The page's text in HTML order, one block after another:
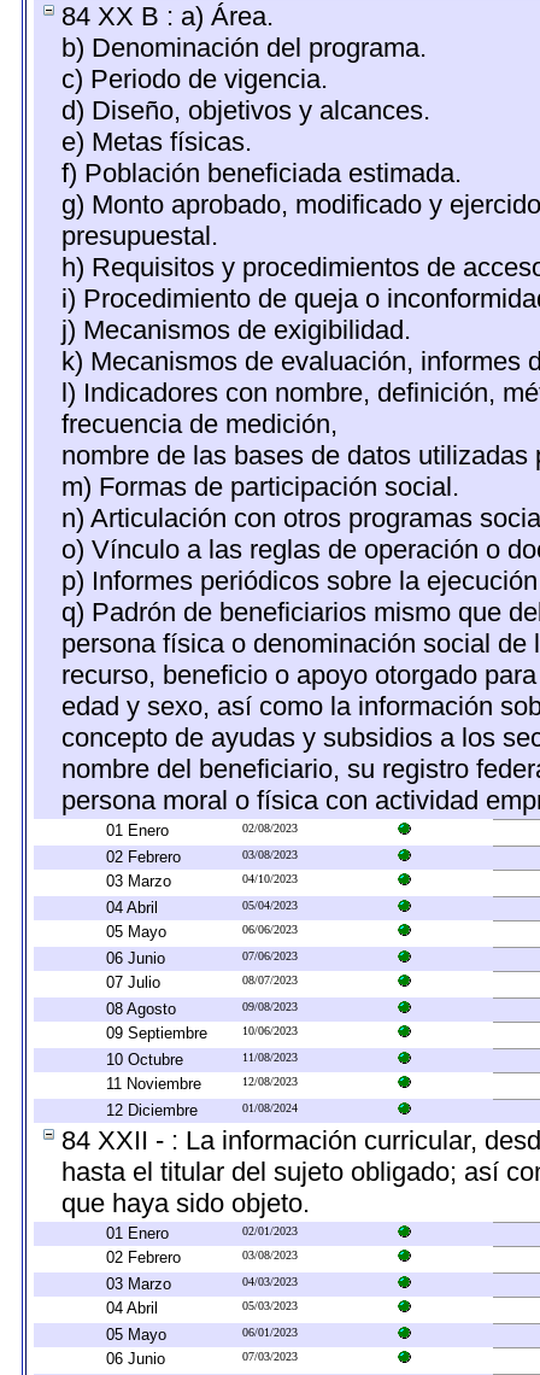
84 XX B : a) Área.
b) Denominación del programa.
c) Periodo de vigencia.
d) Diseño, objetivos y alcances.
e) Metas físicas.
f) Población beneficiada estimada.
g) Monto aprobado, modificado y
presupuestal.
h) Requisitos y procedimientos de
i) Procedimiento de queja o
j) Mecanismos de exigibilidad.
k) Mecanismos de evaluación, informes
l) Indicadores con nombre, definición,
frecuencia de medición,
nombre de las bases de datos utilizadas
m) Formas de participación social.
n) Articulación con otros programas
o) Vínculo a las reglas de operación o
p) Informes periódicos sobre la
q) Padrón de beneficiarios mismo que
persona física o denominación social
recurso, beneficio o apoyo otorgado
edad y sexo, así como la información
concepto de ayudas y subsidios a los
nombre del beneficiario, su registro
persona moral o física con actividad
01 Enero 02/08/2023
02 Febrero 03/08/2023
03 Marzo 04/10/2023
04 Abril 05/04/2023
05 Mayo 06/06/2023
06 Junio 07/06/2023
07 Julio 08/07/2023
08 Agosto 09/08/2023
09 Septiembre 10/06/2023
10 Octubre 11/08/2023
11 Noviembre 12/08/2023
12 Diciembre 01/08/2024
84 XXII - : La información curricular,
hasta el titular del sujeto obligado; así
que haya sido objeto.
01 Enero 02/01/2023
02 Febrero 03/08/2023
03 Marzo 04/03/2023
04 Abril 05/03/2023
05 Mayo 06/01/2023
06 Junio 07/03/2023